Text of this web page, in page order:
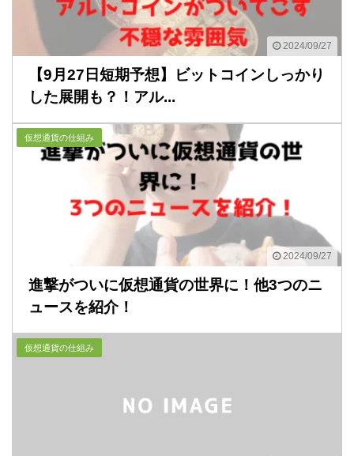
2024/09/27
【9月27日短期予想】ビットコインしっかり
した展開も？！アル...
2024/09/27
仮想通貨の仕組み
進撃がついに仮想通貨の世界に！他3つのニ
ュースを紹介！
仮想通貨の仕組み